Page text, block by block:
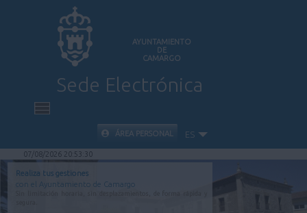
AYUNTAMIENTO
DE
CAMARGO
Sede Electrónica
INICIO
INFORMACIÓN PÚBLICA
CARPETA CIUDADANA
ÁREA PERSONAL ES
07/08/2026 20:53:30
Realiza tus gestiones
con el Ayuntamiento de Camargo